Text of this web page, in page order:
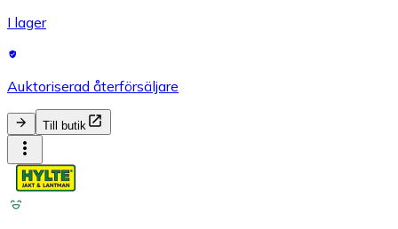
I lager
Auktoriserad återförsäljare
Till butik